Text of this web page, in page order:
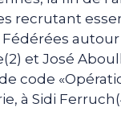
recrutant
et José
code
à Sidi